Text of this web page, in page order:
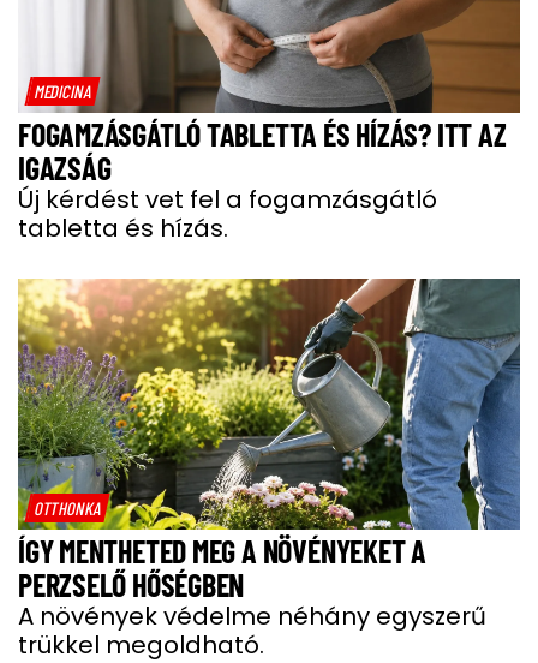
MEDICINA
FOGAMZÁSGÁTLÓ TABLETTA ÉS HÍZÁS? ITT AZ
IGAZSÁG
Új kérdést vet fel a fogamzásgátló
tabletta és hízás.
OTTHONKA
ÍGY MENTHETED MEG A NÖVÉNYEKET A
PERZSELŐ HŐSÉGBEN
A növények védelme néhány egyszerű
trükkel megoldható.